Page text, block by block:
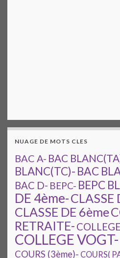
NUAGE DE MOTS CLES
BAC A- BAC
BLANC(TC)- BAC
BAC D- BEPC- BEPC
DE 4ème-CLASSE
CLASSE DE 6ème
RETRAITE-
COLLEGE VOGT-
COURS (3ème)- COURS(